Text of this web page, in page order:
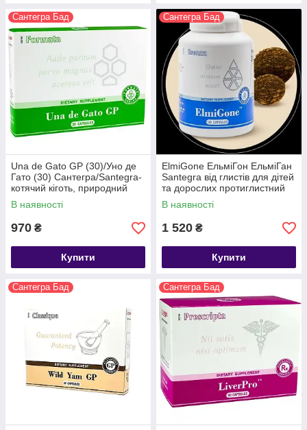
Сантегра Бад
Una de Gato GP (30)/Уно де
Гато (30) Сантегра/Santegra-
котячий кіготь, природний
імуномодулятор
В наявності
970 ₴
Купити
Сантегра Бад
ElmiGone ЕльміГон ЕльміГан
Santegra від глистів для дітей
та дорослих протиглистний
засіб
В наявності
1 520 ₴
Купити
Сантегра Бад Сантегра Бад